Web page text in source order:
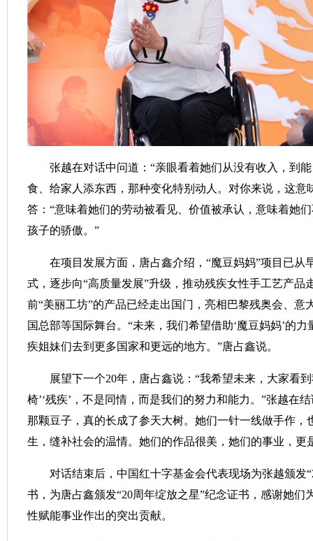
张越在对话中问道：“亲眼看着她们从没有收入，到能
食、给家人添东西，那种变化特别动人。对你来说，这意
答：“意味着她们的劳动被看见、价值被承认，意味着她
孩子的骄傲。”
在项目发展方面，唐占鑫介绍，“魔豆妈妈”项目已从
式，逐步向“高质量发展”升级，推动残疾女性手工艺产品
前“美丽工坊”的产品已经走出国门，亮相巴黎残奥会、意
国总部等国际舞台。“未来，我们希望借助‘魔豆妈妈’的
疾姐妹们去到更多国家和更远的地方。”唐占鑫说。
展望下一个20年，唐占鑫说：“我希望未来，大家看到
椅’‘残疾’，不是同情，而是我们的努力和能力。”张越在
那颗豆子，真的长成了参天大树。她们一针一线做手作，
生，缝补社会的温情。她们的作品很美，她们的事业，更
对话结束后，中国红十字基金会代表现场为张越颁发
书，为唐占鑫颁发“20周年绽放之星”纪念证书，感谢她们
性赋能事业作出的突出贡献。